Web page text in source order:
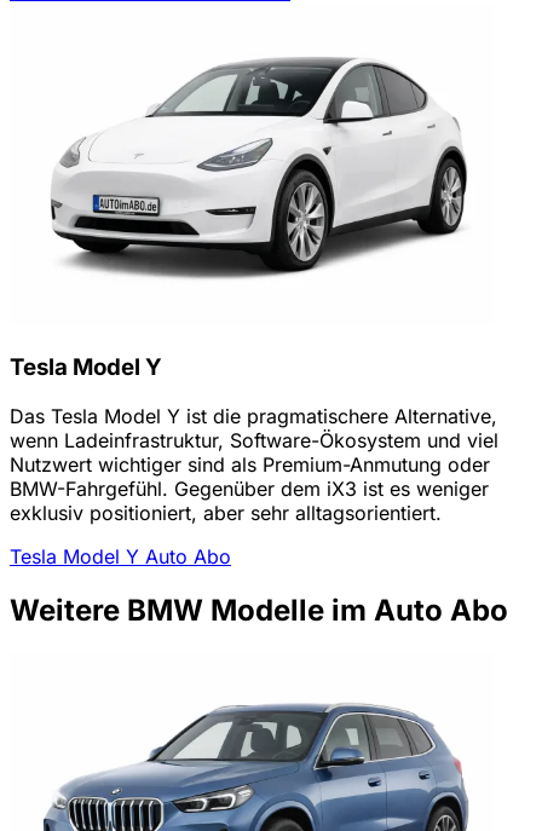
Tesla Model Y
Das Tesla Model Y ist die pragmatischere Alternative,
wenn Ladeinfrastruktur, Software-Ökosystem und viel
Nutzwert wichtiger sind als Premium-Anmutung oder
BMW-Fahrgefühl. Gegenüber dem iX3 ist es weniger
exklusiv positioniert, aber sehr alltagsorientiert.
Tesla Model Y Auto Abo
Weitere BMW Modelle im Auto Abo